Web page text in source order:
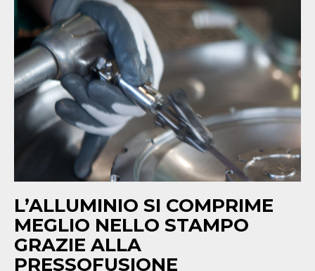
SOSTENIBILITÀ
NEWS
CONTATTI
IT EN DE
L’ALLUMINIO SI COMPRIME
MEGLIO NELLO STAMPO
GRAZIE ALLA
PRESSOFUSIONE